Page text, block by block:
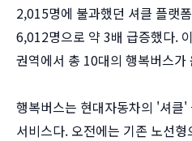
2,015명에 불과했던 셔클 플랫
6,012명으로 약 3배 급증했다.
권역에서 총 10대의 행복버스가
행복버스는 현대자동차의 '셔클
서비스다. 오전에는 기존 노선